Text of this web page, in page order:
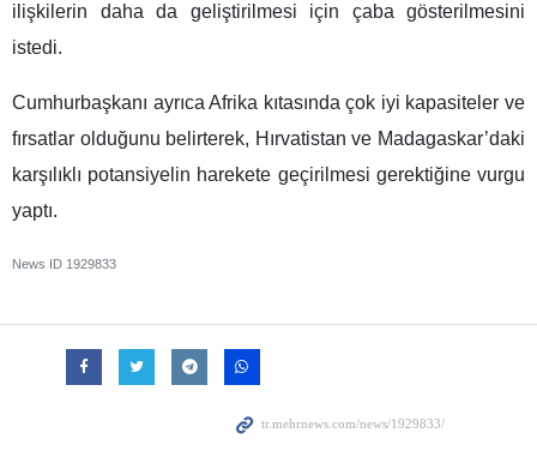
ilişkilerin daha da geliştirilmesi için çaba gösterilmesini
istedi.
Cumhurbaşkanı ayrıca Afrika kıtasında çok iyi kapasiteler ve
fırsatlar olduğunu belirterek, Hırvatistan ve Madagaskar’daki
karşılıklı potansiyelin harekete geçirilmesi gerektiğine vurgu
yaptı.
News ID 1929833